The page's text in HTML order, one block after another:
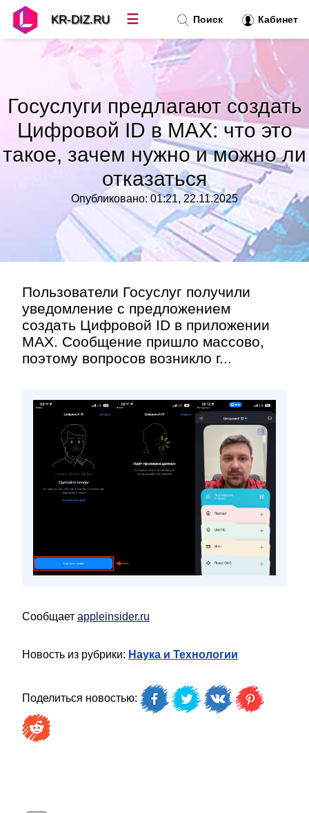
Госуслуги предлагают создать
Цифровой ID в MAX: что это
такое, зачем нужно и можно ли
отказаться
Опубликовано: 01:21, 22.11.2025
Пользователи Госуслуг получили
уведомление с предложением
создать Цифровой ID в приложении
MAX. Сообщение пришло массово,
поэтому вопросов возникло г...
Сообщает appleinsider.ru
Новость из рубрики: Наука и Технологии
Поделиться новостью:
Поиск Кабинет
KR-DIZ.RU ☰
Топ новостей»
Рубрики»
»
Контакт